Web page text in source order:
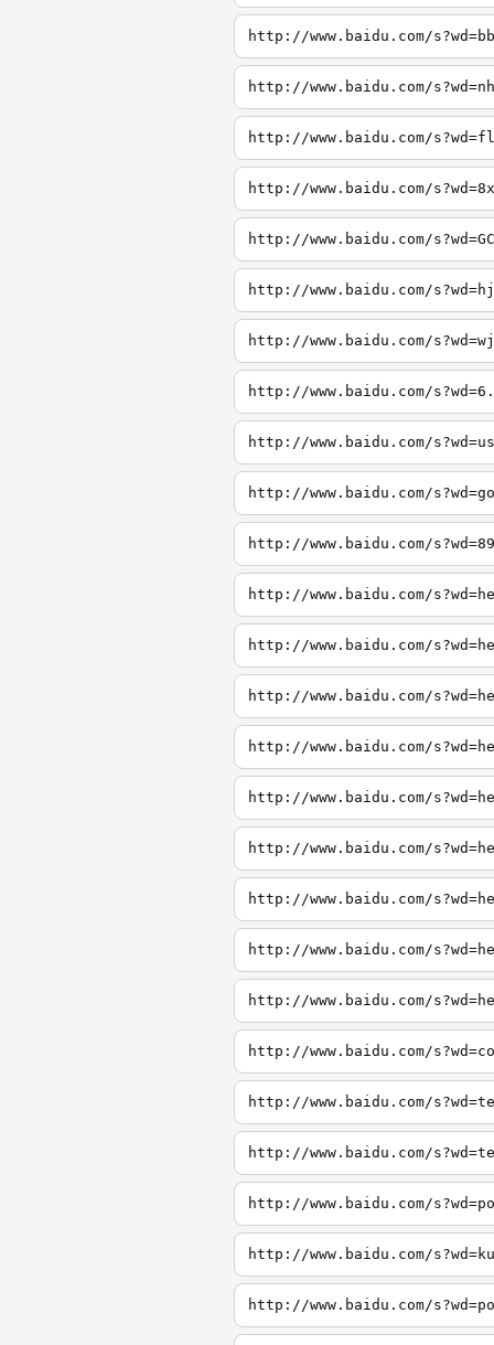
http://www.baidu.com/
http://www.baidu.com/
http://www.baidu.com/
http://www.baidu.com/
http://www.baidu.com/
http://www.baidu.com/
http://www.baidu.com/
http://www.baidu.com/
http://www.baidu.com/
http://www.baidu.com/
http://www.baidu.com/
http://www.baidu.com/
http://www.baidu.com/
http://www.baidu.com/
http://www.baidu.com/
http://www.baidu.com/
http://www.baidu.com/
http://www.baidu.com/
http://www.baidu.com/
http://www.baidu.com/
http://www.baidu.com/
http://www.baidu.com/
http://www.baidu.com/
http://www.baidu.com/
http://www.baidu.com/
http://www.baidu.com/